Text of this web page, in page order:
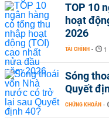
TOP 10
hoạt
2026
TÀI CHÍNH -
Sóng
Quyết
CHỨNG KHOÁN -